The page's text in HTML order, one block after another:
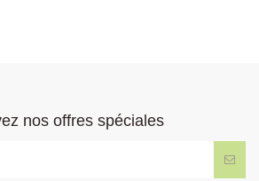
nos offres spéciales